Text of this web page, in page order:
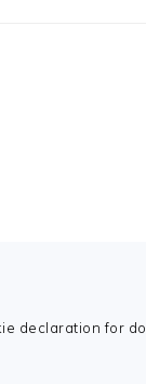
declaration